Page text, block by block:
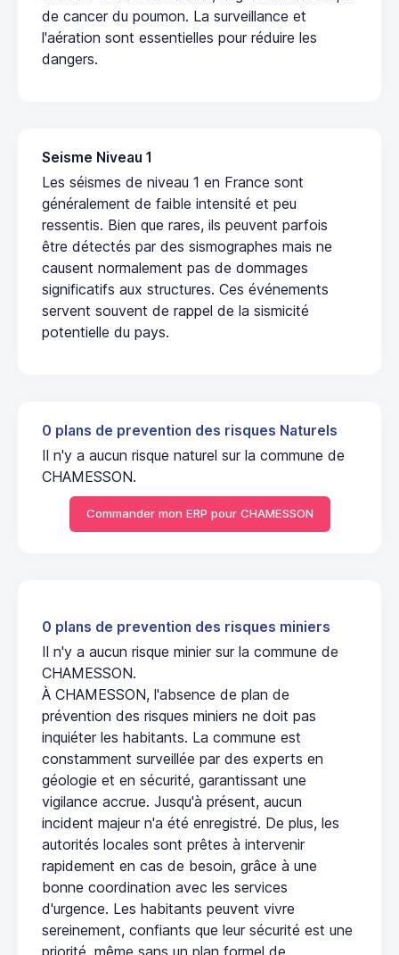
de cancer du poumon. La surveillance et
l'aération sont essentielles pour réduire les
dangers.
Seisme Niveau 1
Les séismes de niveau 1 en France sont
généralement de faible intensité et peu
ressentis. Bien que rares, ils peuvent parfois
être détectés par des sismographes mais ne
causent normalement pas de dommages
significatifs aux structures. Ces événements
servent souvent de rappel de la sismicité
potentielle du pays.
0 plans de prevention des risques Naturels
Il n'y a aucun risque naturel sur la commune de
CHAMESSON.
Commander mon ERP pour CHAMESSON
0 plans de prevention des risques miniers
Il n'y a aucun risque minier sur la commune de
CHAMESSON.
À CHAMESSON, l'absence de plan de
prévention des risques miniers ne doit pas
inquiéter les habitants. La commune est
constamment surveillée par des experts en
géologie et en sécurité, garantissant une
vigilance accrue. Jusqu'à présent, aucun
incident majeur n'a été enregistré. De plus, les
autorités locales sont prêtes à intervenir
rapidement en cas de besoin, grâce à une
bonne coordination avec les services
d'urgence. Les habitants peuvent vivre
sereinement, confiants que leur sécurité est une
priorité, même sans un plan formel de